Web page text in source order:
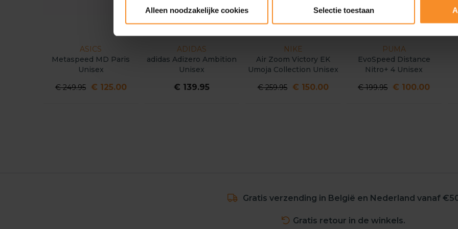
Alleen noodzakelijke cookies Selectie toestaan
ASICS
Metaspeed MD Paris
Unisex
€ 249.95 € 125.00
ADIDAS
adidas Adizero Ambition
Unisex
€ 139.95
NIKE
Air Zoom Victory EK
Umoja Collection Unisex
€ 259.95 € 150.00
PUMA
EvoSpeed Distance
Nitro+ 4 Unisex
€ 199.95 € 100.00
Gratis verzending in België en Nederland vanaf
Gratis retour in de winkels.